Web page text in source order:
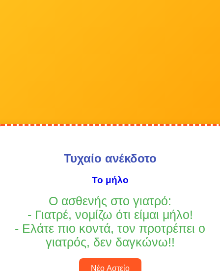
Τυχαίο ανέκδοτο
Το μήλο
Ο ασθενής στο γιατρό:
- Γιατρέ, νομίζω ότι είμαι μήλο!
- Ελάτε πιο κοντά, τον προτρέπει ο
γιατρός, δεν δαγκώνω!!
Νέο Αστείο